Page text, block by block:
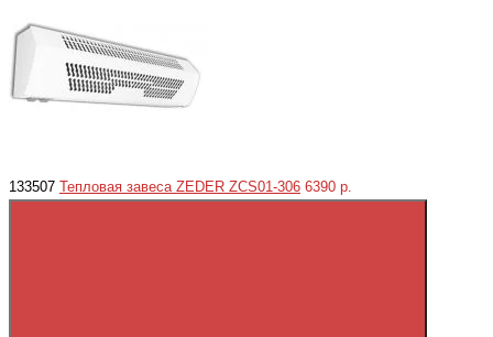
133507 Тепловая завеса ZEDER ZСS01-306 6390 р.